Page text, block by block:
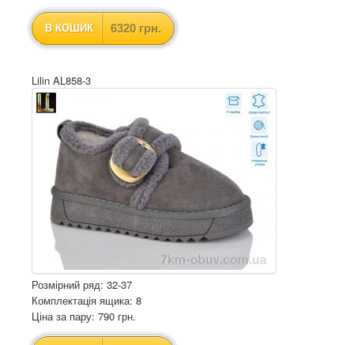
В КОШИК 6320 грн.
Lilin AL858-3
Розмірний ряд: 32-37
Комплектація ящика: 8
Ціна за пару: 790 грн.